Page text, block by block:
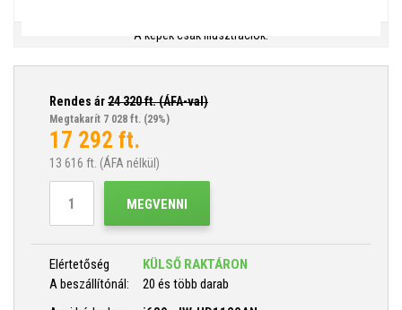
A képek csak illusztrációk.
Rendes ár24 320ft. (ÁFA-val)
Megtakarít 7 028 ft. (29%)
17 292 ft.
13 616 ft. (ÁFA nélkül)
MEGVENNI
Elértetőség
KÜLSŐ RAKTÁRON
A beszállítónál:
20 és több darab